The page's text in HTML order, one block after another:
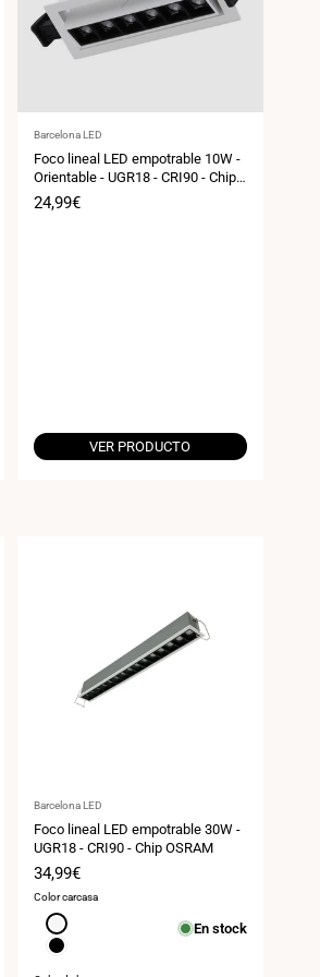
Proveedor:
Barcelona LED
Foco lineal LED empotrable 10W -
Orientable - UGR18 - CRI90 - Chip
OSRAM - 2800K
Precio
24,99€
VER PRODUCTO
Proveedor:
Barcelona LED
Foco lineal LED empotrable 30W -
UGR18 - CRI90 - Chip OSRAM
Precio
de
venta
34,99€
Color carcasa
Blanco
Negro
En stock